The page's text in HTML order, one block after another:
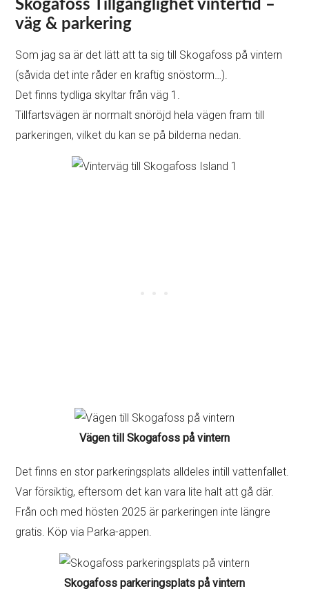
SkogafossTillgänglighet vintertid –
väg & parkering
Som jag sa är det lätt att ta sig till Skogafoss på vintern
(såvida det inte råder en kraftig snöstorm…).
Det finns tydliga skyltar från väg 1.
Tillfartsvägen är normalt snöröjd hela vägen fram till
parkeringen, vilket du kan se på bilderna nedan.
Vägen till Skogafoss på vintern
Det finns en stor parkeringsplats alldeles intill vattenfallet.
Var försiktig, eftersom det kan vara lite halt att gå där.
Från och med hösten 2025 är parkeringen inte längre
gratis. Köp via Parka-appen.
Skogafoss parkeringsplats på vintern